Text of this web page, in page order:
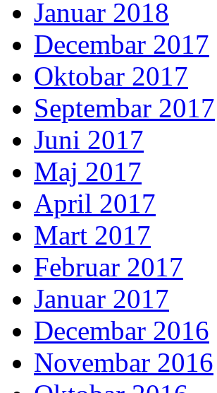
Januar 2018
Decembar 2017
Oktobar 2017
Septembar 2017
Juni 2017
Maj 2017
April 2017
Mart 2017
Februar 2017
Januar 2017
Decembar 2016
Novembar 2016